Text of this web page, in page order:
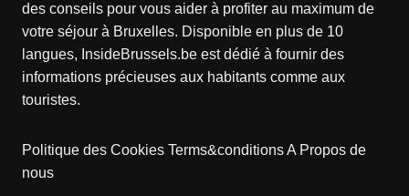
des conseils pour vous aider à profiter au maximum de
votre séjour à Bruxelles. Disponible en plus de 10
langues, InsideBrussels.be est dédié à fournir des
informations précieuses aux habitants comme aux
touristes.
Politique des Cookies Terms&conditionsA Propos de
nous